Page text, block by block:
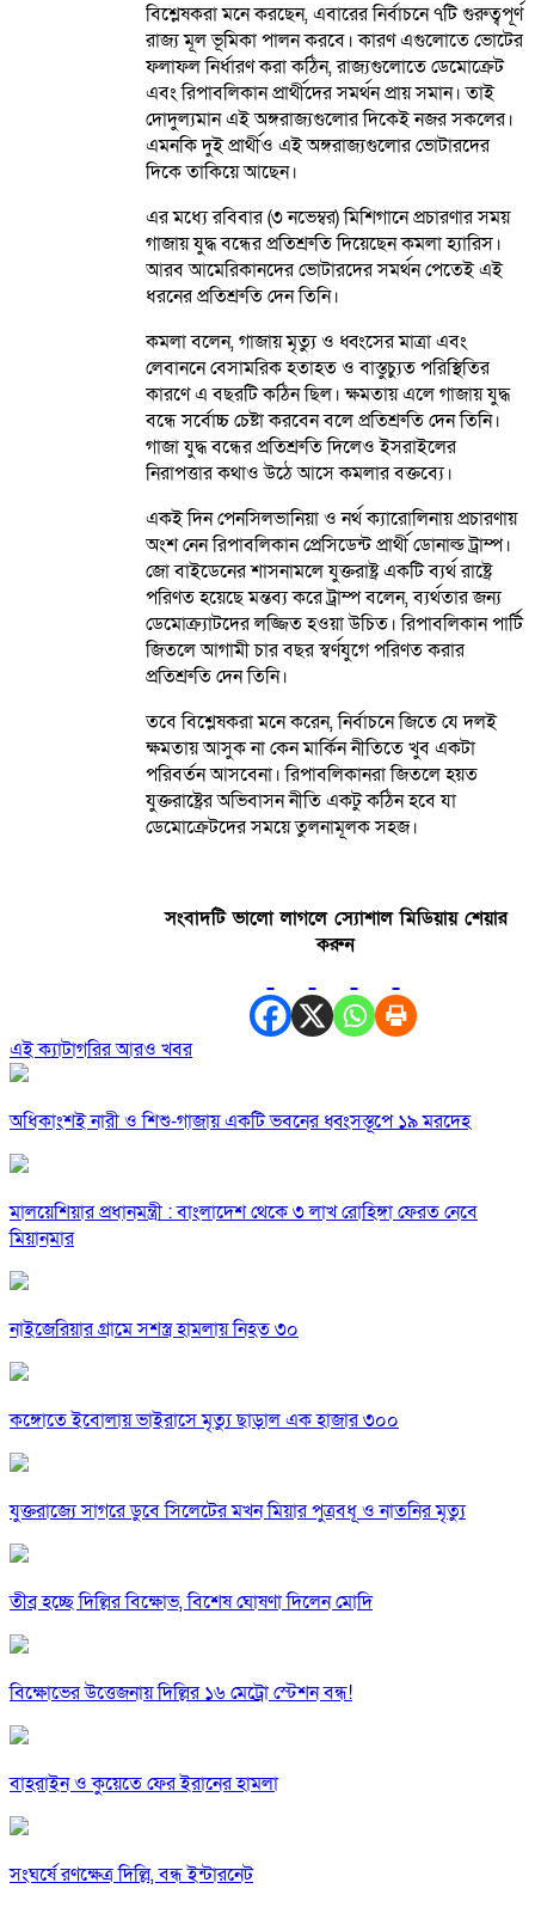
বিশ্লেষকরা মনে করছেন, এবারের নির্বাচনে ৭টি গুরুত্বপূর্ণ
রাজ্য মূল ভূমিকা পালন করবে। কারণ এগুলোতে ভোটের
ফলাফল নির্ধারণ করা কঠিন, রাজ্যগুলোতে ডেমোক্রেট
এবং রিপাবলিকান প্রার্থীদের সমর্থন প্রায় সমান। তাই
দোদুল্যমান এই অঙ্গরাজ্যগুলোর দিকেই নজর সকলের।
এমনকি দুই প্রার্থীও এই অঙ্গরাজ্যগুলোর ভোটারদের
দিকে তাকিয়ে আছেন।
এর মধ্যে রবিবার (৩ নভেম্বর) মিশিগানে প্রচারণার সময়
গাজায় যুদ্ধ বন্ধের প্রতিশ্রুতি দিয়েছেন কমলা হ্যারিস।
আরব আমেরিকানদের ভোটারদের সমর্থন পেতেই এই
ধরনের প্রতিশ্রুতি দেন তিনি।
কমলা বলেন, গাজায় মৃত্যু ও ধ্বংসের মাত্রা এবং
লেবাননে বেসামরিক হতাহত ও বাস্তুচ্যুত পরিস্থিতির
কারণে এ বছরটি কঠিন ছিল। ক্ষমতায় এলে গাজায় যুদ্ধ
বন্ধে সর্বোচ্চ চেষ্টা করবেন বলে প্রতিশ্রুতি দেন তিনি।
গাজা যুদ্ধ বন্ধের প্রতিশ্রুতি দিলেও ইসরাইলের
নিরাপত্তার কথাও উঠে আসে কমলার বক্তব্যে।
একই দিন পেনসিলভানিয়া ও নর্থ ক্যারোলিনায় প্রচারণায়
অংশ নেন রিপাবলিকান প্রেসিডেন্ট প্রার্থী ডোনাল্ড ট্রাম্প।
জো বাইডেনের শাসনামলে যুক্তরাষ্ট্র একটি ব্যর্থ রাষ্ট্রে
পরিণত হয়েছে মন্তব্য করে ট্রাম্প বলেন, ব্যর্থতার জন্য
ডেমোক্র্যাটদের লজ্জিত হওয়া উচিত। রিপাবলিকান পার্টি
জিতলে আগামী চার বছর স্বর্ণযুগে পরিণত করার
প্রতিশ্রুতি দেন তিনি।
তবে বিশ্লেষকরা মনে করেন, নির্বাচনে জিতে যে দলই
ক্ষমতায় আসুক না কেন মার্কিন নীতিতে খুব একটা
পরিবর্তন আসবেনা। রিপাবলিকানরা জিতলে হয়ত
যুক্তরাষ্ট্রের অভিবাসন নীতি একটু কঠিন হবে যা
ডেমোক্রেটদের সময়ে তুলনামূলক সহজ।
সংবাদটি ভালো লাগলে স্যোশাল মিডিয়ায় শেয়ার
করুন
এই ক্যাটাগরির আরও খবর
অধিকাংশই নারী ও শিশু-গাজায় একটি ভবনের ধ্বংসস্তূপে ১৯ মরদেহ
মালয়েশিয়ার প্রধানমন্ত্রী : বাংলাদেশ থেকে ৩ লাখ রোহিঙ্গা ফেরত নেবে
মিয়ানমার
নাইজেরিয়ার গ্রামে সশস্ত্র হামলায় নিহত ৩০
কঙ্গোতে ইবোলায় ভাইরাসে মৃত্যু ছাড়াল এক হাজার ৩০০
যুক্তরাজ্যে সাগরে ডুবে সিলেটের মখন মিয়ার পুত্রবধূ ও নাতনির মৃত্যু
তীব্র হচ্ছে দিল্লির বিক্ষোভ, বিশেষ ঘোষণা দিলেন মোদি
বিক্ষোভের উত্তেজনায় দিল্লির ১৬ মেট্রো স্টেশন বন্ধ!
বাহরাইন ও কুয়েতে ফের ইরানের হামলা
সংঘর্ষে রণক্ষেত্র দিল্লি, বন্ধ ইন্টারনেট